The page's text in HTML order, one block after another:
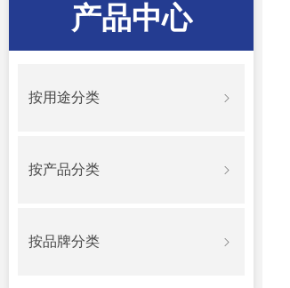
ꁇ
按用途分类
ꁇ
按产品分类
ꁇ
按品牌分类
产品中心